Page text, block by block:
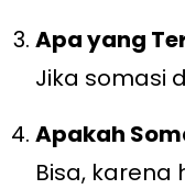
Apa yang
Jika somasi
Apakah
Bisa,